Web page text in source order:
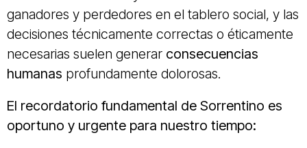
ganadores y perdedores en el tablero social, y las
decisiones técnicamente correctas o éticamente
necesarias suelen generar consecuencias
humanas profundamente dolorosas.
El recordatorio fundamental de Sorrentino es
oportuno y urgente para nuestro tiempo: